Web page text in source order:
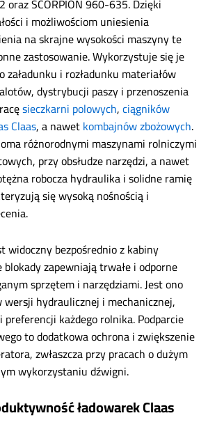
i możliwościom uniesienia
na skrajne wysokości maszyny te
zastosowanie. Wykorzystuje się je
załadunku i rozładunku materiałów
dystrybucji paszy i przenoszenia
sieczkarni polowych,ciągników
Claas, a nawetkombajnów zbożowych.
różnorodnymi maszynami rolniczymi
przy obsłudze narzędzi, a nawet
robocza hydraulika i solidne ramię
się wysoką nośnością i
widoczny bezpośrednio z kabiny
blokady zapewniają trwałe i odporne
sprzętem i narzędziami. Jest ono
wersji hydraulicznej i mechanicznej,
każdego rolnika. Podparcie
to dodatkowa ochrona i zwiększenie
zwłaszcza przy pracach o dużym
wykorzystaniu dźwigni.
ładowarek Claas